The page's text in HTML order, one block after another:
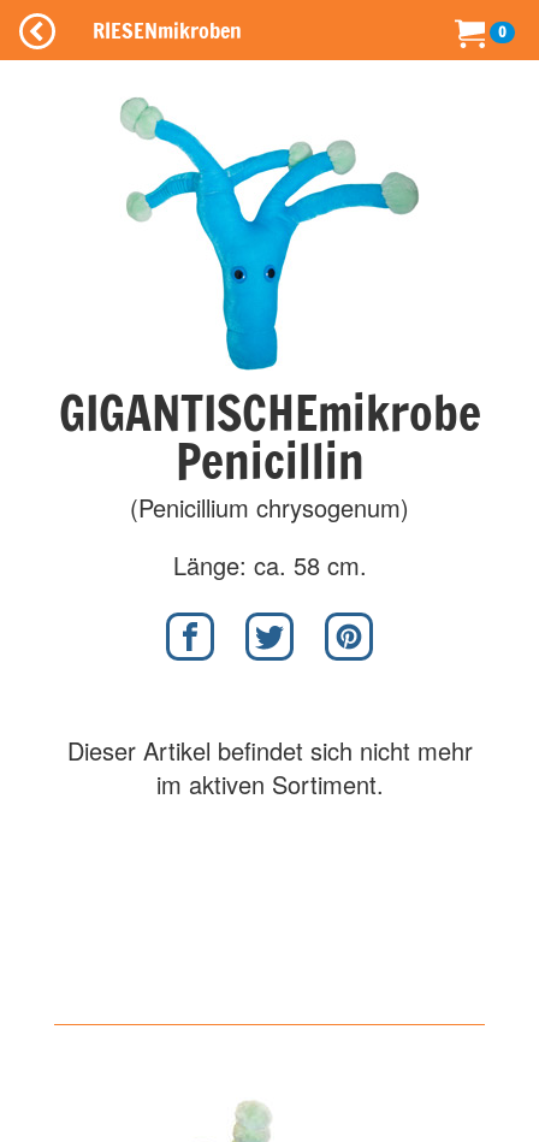
RIESENmikroben 0
GIGANTISCHEmikrobe
Penicillin
(Penicillium chrysogenum)
Länge: ca. 58 cm.
Dieser Artikel befindet sich nicht mehr
im aktiven Sortiment.